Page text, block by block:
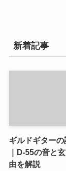
新着記事
ギルドギター
｜D-55の音と
由を解説